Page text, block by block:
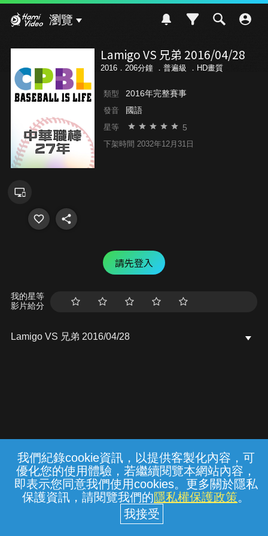
我們紀錄cookie資訊，以提供客製化內容，可
優化您的使用體驗，若繼續閱覽本網站內容，
即表示您同意我們使用cookies。更多關於隱私
保護資訊，請閱覽我們的隱私權保護政策。
瀏覽
Lamigo VS 兄弟 2016/04/28
2016．206分鐘 ． 普遍級 ．HD畫質
類型 2016年完整賽事
發音 國語
星等 5
下架時間 2032年12月31日
請先登入
我的星等
影片給分
Lamigo VS 兄弟 2016/04/28
常見問題 線上客服 服務條款 隱私權保護
中華電信股份有限公司個人家庭分公司
(統一編號：96979949) © 2026
{{notifyMsg}}